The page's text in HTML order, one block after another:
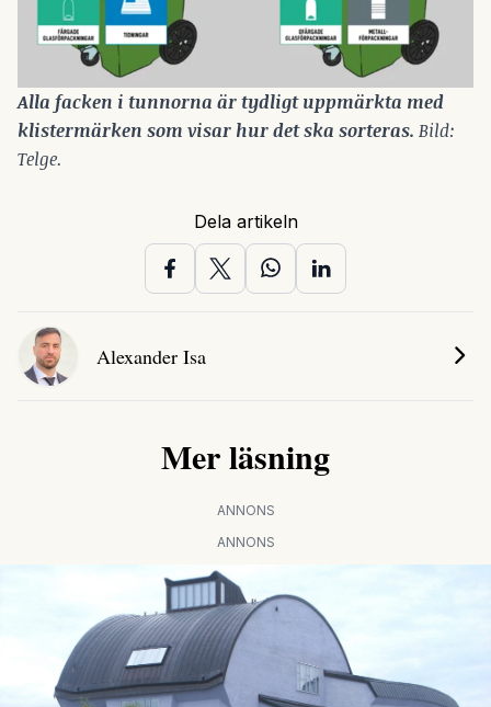
Alla facken i tunnorna är tydligt uppmärkta med
klistermärken som visar hur det ska sorteras. Bild:
Telge.
Dela artikeln
Alexander Isa
Mer läsning
ANNONS
ANNONS